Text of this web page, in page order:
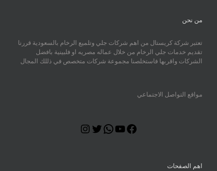
من نحن
تعتبر شركة كريستال من اهم شركات جلي وتلميع الرخام بالسعودية قررنا
تقديم خدمات جلي الرخام من خلال عماله مصريه او فلبينية بافضل
الشركات واقربها فاستخلصنا مجموعة شركات متخصص في ذللك المجال
مواقع التواصل الاجتماعي
Facebook
YouTube
WhatsApp
Twitter
اهم الصفحات